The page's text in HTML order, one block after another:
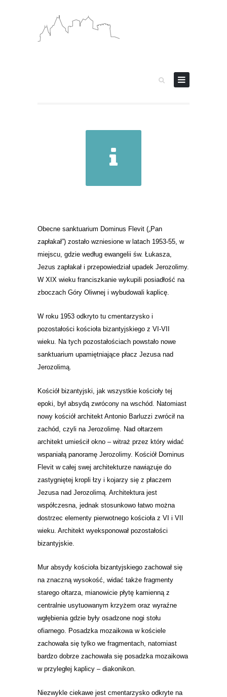
Obecne sanktuarium Dominus Flevit („Pan
zapłakał”) zostało wzniesione w latach 1953-55, w
miejscu, gdzie według ewangelii św. Łukasza,
Jezus zapłakał i przepowiedział upadek Jerozolimy.
W XIX wieku franciszkanie wykupili posiadłość na
zboczach Góry Oliwnej i wybudowali kaplicę.
W roku 1953 odkryto tu cmentarzysko i
pozostałości kościoła bizantyjskiego z VI-VII
wieku. Na tych pozostałościach powstało nowe
sanktuarium upamiętniające płacz Jezusa nad
Jerozolimą.
Kościół bizantyjski, jak wszystkie kościoły tej
epoki, był absydą zwrócony na wschód. Natomiast
nowy kościół architekt Antonio Barluzzi zwrócił na
zachód, czyli na Jerozolimę. Nad ołtarzem
architekt umieścił okno – witraż przez który widać
wspaniałą panoramę Jerozolimy. Kościół Dominus
Flevit w całej swej architekturze nawiązuje do
zastygniętej kropli łzy i kojarzy się z płaczem
Jezusa nad Jerozolimą. Architektura jest
współczesna, jednak stosunkowo łatwo można
dostrzec elementy pierwotnego kościoła z VI i VII
wieku. Architekt wyeksponował pozostałości
bizantyjskie.
Mur absydy kościoła bizantyjskiego zachował się
na znaczną wysokość, widać także fragmenty
starego ołtarza, mianowicie płytę kamienną z
centralnie usytuowanym krzyżem oraz wyraźne
wgłębienia gdzie były osadzone nogi stołu
ofiarnego. Posadzka mozaikowa w kościele
zachowała się tylko we fragmentach, natomiast
bardzo dobrze zachowała się posadzka mozaikowa
w przyległej kaplicy – diakonikon.
Niezwykle ciekawe jest cmentarzysko odkryte na